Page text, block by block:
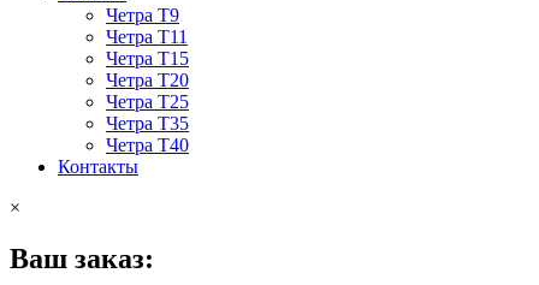
Четра Т9
Четра Т11
Четра Т15
Четра Т20
Четра Т25
Четра Т35
Четра Т40
Контакты
×
Ваш заказ: